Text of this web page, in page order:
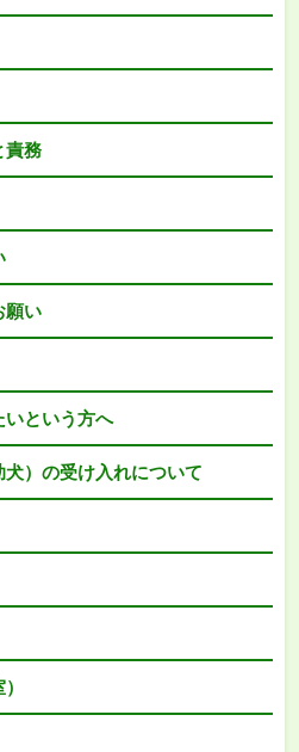
責務
願い
いという方へ
）の受け入れについて